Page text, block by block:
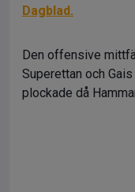
Dagblad.
Den offensive
Superettan och
plockade då